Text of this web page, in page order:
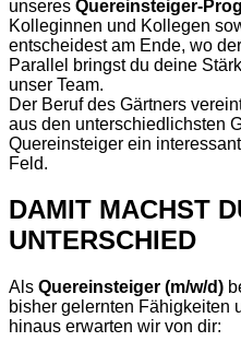
unseres Quereinsteiger-
Kolleginnen und Kollegen
entscheidest am Ende, wo
Parallel bringst du deine
unser Team.
Der Beruf des Gärtners
aus den unterschiedlichsten
Quereinsteiger ein
Feld.
DAMIT MACHST
UNTERSCHIED
Als Quereinsteiger (m/w/d)
bisher gelernten Fähigkeiten
hinaus erwarten wir von dir: